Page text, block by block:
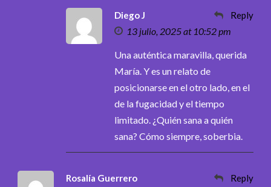
Diego J
13 julio, 2025 at 10:52 pm
Reply
Una auténtica maravilla, querida
María. Y es un relato de
posicionarse en el otro lado, en el
de la fugacidad y el tiempo
limitado. ¿Quién sana a quién
sana? Cómo siempre, soberbia.
Rosalía Guerrero Reply